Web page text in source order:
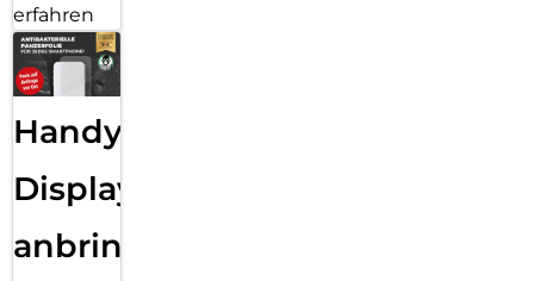
erfahren
Handy
Displayfolie
anbringen